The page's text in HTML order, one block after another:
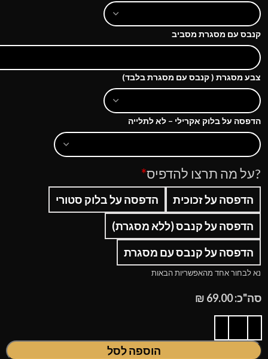
קנבס עם מסגרת מסביב
צבע מסגרת ( קנבס עם מסגרת בלבד)
הדפסה על בלוק אקרילי – לא לתלייה
?על מה תרצו להדפיס*
הדפסה על זכוכית
הדפסה על בלוק סטורי
הדפסה על קנבס (ללא מסגרת)
הדפסה על קנבס עם מסגרת
נא לבחור אחד מהאפשריות הבאות
סה"כ:69.00
₪
הוספה לסל